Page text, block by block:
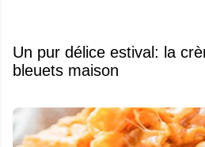
Un pur délice estival: la
bleuets maison